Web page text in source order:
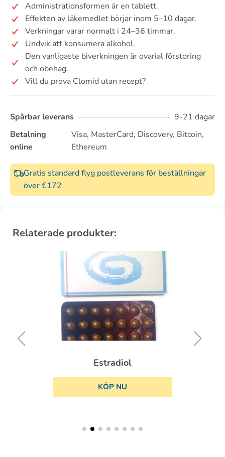
Administrationsformen är en tablett.
Effekten av läkemedlet börjar inom 5–10 dagar.
Verkningar varar normalt i 24–36 timmar.
Undvik att konsumera alkohol.
Den vanligaste biverkningen är ovarial förstoring
och obehag.
Vill du prova Clomid utan recept?
Spårbar leverans
9-21 dagar
Betalning
online
Visa, MasterCard, Discovery, Bitcoin,
Ethereum
Gratis standard flyg postleverans för beställningar
över €172
Relaterade produkter:
Estradiol
KÖP NU